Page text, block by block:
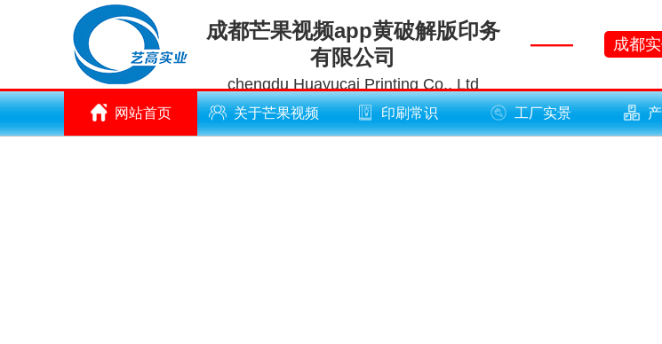
成都芒果视频app黄破解版印务
有限公司
chengdu Huayucai Printing Co., Ltd
—— 成都
网站首页 关于芒果视频 印刷常识 工厂实景